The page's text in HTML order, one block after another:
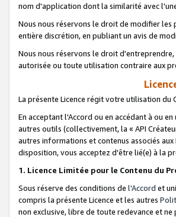
nom d'application dont la similarité avec
Nous nous réservons le droit de modifier les
entière discrétion, en publiant un avis de
Nous nous réservons le droit
autorisée ou toute utilisation contraire aux
La présente Licence régit votre utilisation
En acceptant l'Accord ou en accédant à ou
autres outils (collectivement, la « API
autres informations et contenus associés aux
disposition, vous acceptez d'être lié(e) à la
1. Licence Limitée pour le Contenu du
Sous réserve des conditions de l'Accord et
compris la présente Licence et les autres
non exclusive, libre de toute redevance et